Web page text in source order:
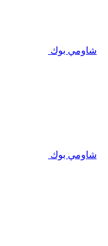
شاومي بوك
شاومي بوك